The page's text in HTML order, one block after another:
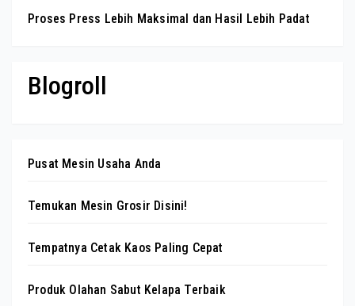
Proses Press Lebih Maksimal dan Hasil Lebih Padat
Blogroll
Pusat Mesin Usaha Anda
Temukan Mesin Grosir Disini!
Tempatnya Cetak Kaos Paling Cepat
Produk Olahan Sabut Kelapa Terbaik